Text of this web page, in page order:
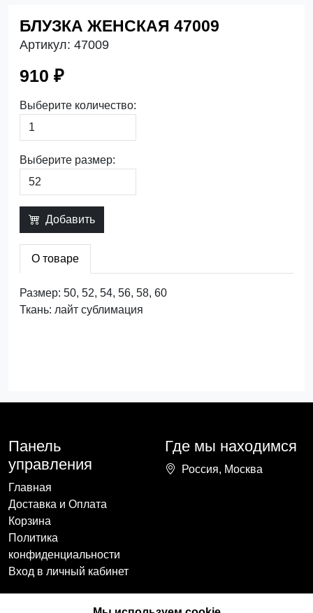
БЛУЗКА ЖЕНСКАЯ 47009
Артикул: 47009
910 ₽
Выберите количество:
Выберите размер:
Добавить
О товаре
Размер: 50, 52, 54, 56, 58, 60
Ткань: лайт сублимация
Панель
управления
Главная
Доставка и Оплата
Корзина
Политика
конфиденциальности
Вход в личный кабинет
Где мы находимся
Россия, Москва